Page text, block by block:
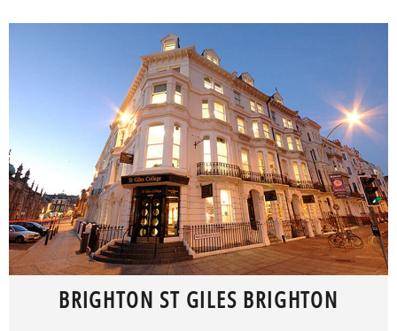
BRIGHTON ST GILES BRIGHTON